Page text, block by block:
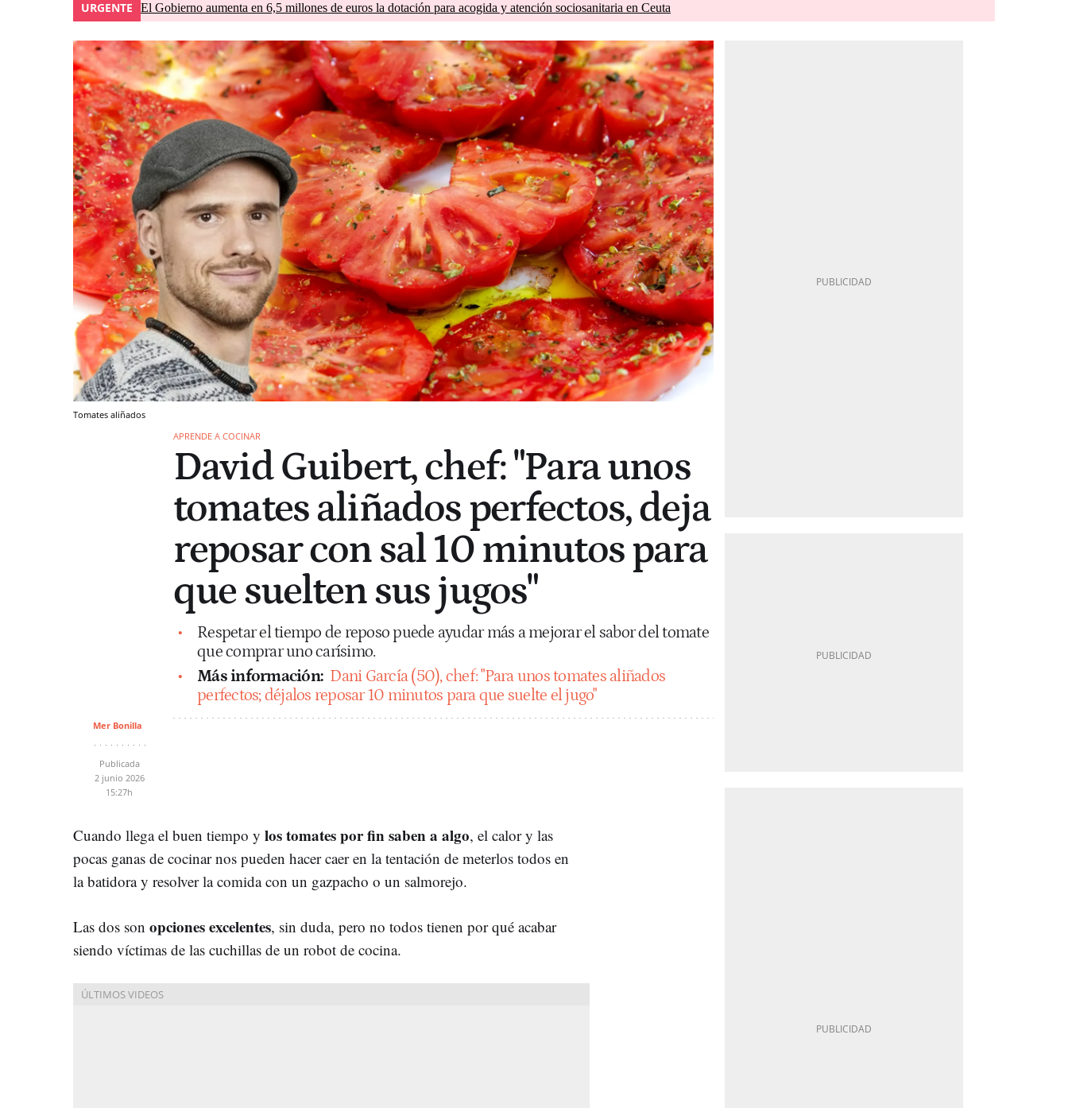
URGENTE El Gobierno aumenta en 6,5 millones de euros la dotación para acogida y atención sociosanitaria en Ceuta
Tomates aliñados
APRENDE A COCINAR
David Guibert, chef: "Para unos
tomates aliñados perfectos, deja
reposar con sal 10 minutos para
que suelten sus jugos"
Respetar el tiempo de reposo puede ayudar más a mejorar el sabor del tomate
que comprar uno carísimo.
Más información: Dani García (50), chef: "Para unos tomates aliñados
perfectos; déjalos reposar 10 minutos para que suelte el jugo"
Mer Bonilla
Publicada
2 junio 2026
15:27h
Cuando llega el buen tiempo y los tomates por fin saben a algo, el calor y las
pocas ganas de cocinar nos pueden hacer caer en la tentación de meterlos todos en
la batidora y resolver la comida con un gazpacho o un salmorejo.
Las dos son opciones excelentes, sin duda, pero no todos tienen por qué acabar
siendo víctimas de las cuchillas de un robot de cocina.